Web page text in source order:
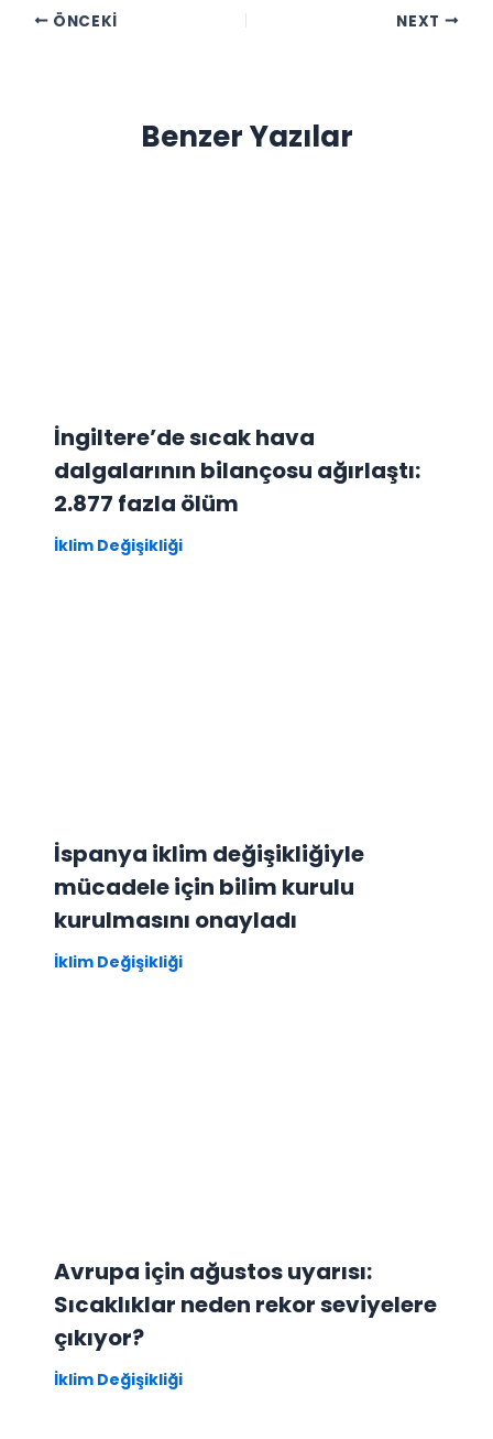
ÖNCEKI NEXT
Benzer Yazılar
İngiltere’de sıcak hava
dalgalarının bilançosu ağırlaştı:
2.877 fazla ölüm
İklim Değişikliği
İspanya iklim değişikliğiyle
mücadele için bilim kurulu
kurulmasını onayladı
İklim Değişikliği
Avrupa için ağustos uyarısı:
Sıcaklıklar neden rekor seviyelere
çıkıyor?
İklim Değişikliği